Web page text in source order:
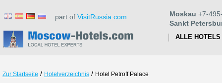
part of VisitRussia.com Moskau +7-
Sankt
ALLE HOTELS
Zur Startseite / Hotelverzeichnis / Hotel Petroff Palace